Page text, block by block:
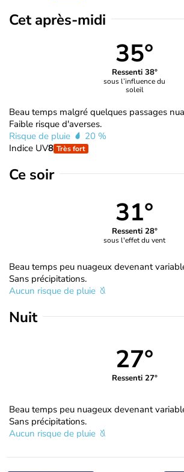
Cet après-midi
35°
Ressenti 38°
sous l’influence du
soleil
Beau temps malgré quelques passages
Faible risque d'averses.
Risque de pluie
20 %
Indice UV8 Très fort
Ce soir
31°
Ressenti 28°
sous l'effet du vent
Beau temps peu nuageux devenant
Sans précipitations.
Aucun risque de pluie
Nuit
27°
Ressenti 27°
Beau temps peu nuageux devenant
Sans précipitations.
Aucun risque de pluie